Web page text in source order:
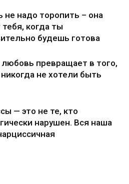
не надо торопить – она
когда ты
будешь готова
любовь превращает в того,
не хотели быть
— это не те, кто
нарушен. Вся наша